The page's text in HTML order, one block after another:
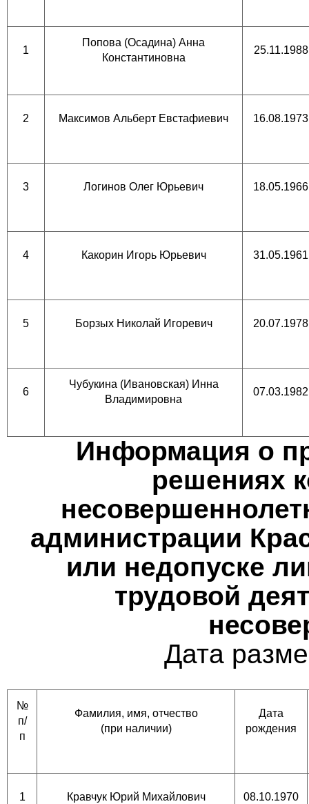
1
Попова (Осадина) Анна
Константиновна
25.11.1988
2 Максимов Альберт Евстафиевич 16.08.1973
3 Логинов Олег Юрьевич 18.05.1966
4 Какорин Игорь Юрьевич 31.05.1961
5 Борзых Николай Игоревич 20.07.1978
6
Чубукина (Ивановская) Инна
Владимировна
07.03.1982
Информация о
решениях
администрации
или недопуске
трудовой
Дата
№
п/
п
Фамилия, имя, отчество
(при наличии)
Дата
рождения
1 Кравчук Юрий Михайлович 08.10.1970